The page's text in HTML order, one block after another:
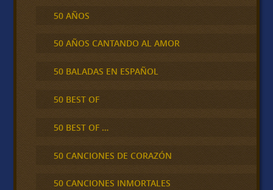
50 AÑOS
50 AÑOS CANTANDO AL AMOR
50 BALADAS EN ESPAÑOL
50 BEST OF
50 BEST OF …
50 CANCIONES DE CORAZÓN
50 CANCIONES INMORTALES